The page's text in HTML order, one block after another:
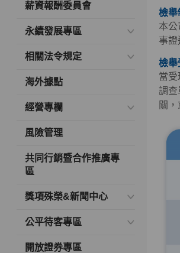
薪資報酬委員會
永續發展專區
相關法令規定
海外據點
經營專欄
風險管理
共同行銷暨合作推廣專
區
獎項殊榮&新聞中心
公平待客專區
開放證券專區
檢舉
本
事
檢舉
當
調查
關